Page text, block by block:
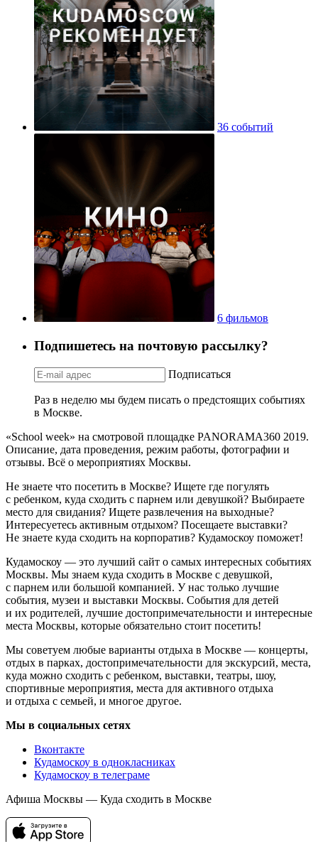
36 событий
6 фильмов
Подпишетесь на почтовую рассылку?
Подписаться
Раз в неделю мы будем писать о предстоящих событиях
в Москве.
«School week» на смотровой площадке PANORAMA360 2019.
Описание, дата проведения, режим работы, фотографии и
отзывы. Всё о мероприятиях Москвы.
Не знаете что посетить в Москве? Ищете где погулять
с ребенком, куда сходить с парнем или девушкой? Выбираете
место для свидания? Ищете развлечения на выходные?
Интересуетесь активным отдыхом? Посещаете выставки?
Не знаете куда сходить на корпоратив? Кудамоскоу поможет!
Кудамоскоу — это лучший сайт о самых интересных событиях
Москвы. Мы знаем куда сходить в Москве с девушкой,
с парнем или большой компанией. У нас только лучшие
события, музеи и выставки Москвы. События для детей
и их родителей, лучшие достопримечательности и интересные
места Москвы, которые обязательно стоит посетить!
Мы советуем любые варианты отдыха в Москве — концерты,
отдых в парках, достопримечательности для экскурсий, места,
куда можно сходить с ребенком, выставки, театры, шоу,
спортивные мероприятия, места для активного отдыха
и отдыха с семьей, и многое другое.
Мы в социальных сетях
Вконтакте
Кудамоскоу в однокласниках
Кудамоскоу в телеграме
Афиша Москвы — Куда сходить в Москве